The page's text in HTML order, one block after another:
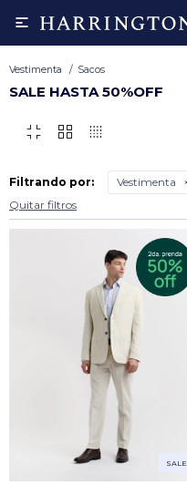

Vestimenta Sacos
SALE HASTA 50%OFF
fullscreen_exit grid_view transition_dissolve
Filtrando por: Vestimenta
Quitar filtros
SALE